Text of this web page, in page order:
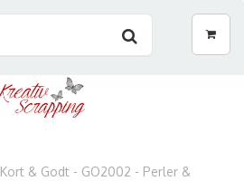
Kort & Godt - GO2002 - Perler &